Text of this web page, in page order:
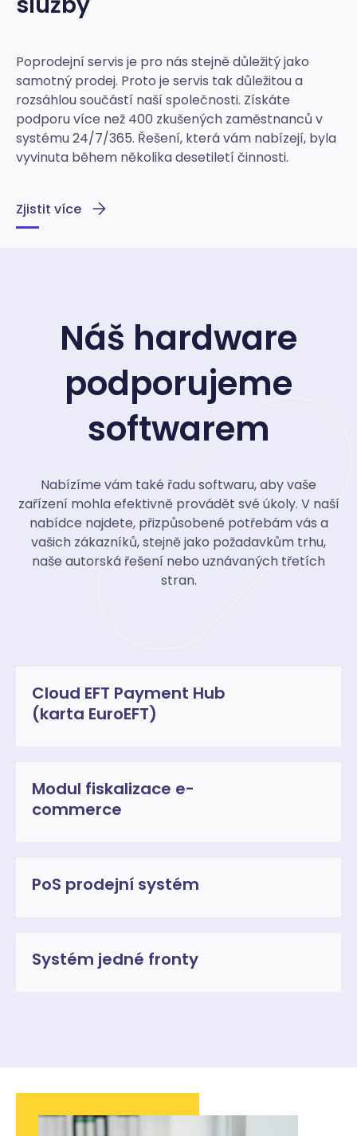
Poprodejní servis je pro nás stejně důležitý jako
samotný prodej. Proto je servis tak důležitou a
rozsáhlou součástí naší společnosti. Získáte
podporu více než 400 zkušených zaměstnanců v
systému 24/7/365. Řešení, která vám nabízejí, byla
vyvinuta během několika desetiletí činnosti.
Zjistit více
Náš hardware
podporujeme
softwarem
Nabízíme vám také řadu softwaru, aby vaše
zařízení mohla efektivně provádět své úkoly. V naší
nabídce najdete, přizpůsobené potřebám vás a
vašich zákazníků, stejně jako požadavkům trhu,
naše autorská řešení nebo uznávaných třetích
stran.
Cloud EFT Payment Hub
(karta EuroEFT)
Modul fiskalizace e-
commerce
PoS prodejní systém
Systém jedné fronty